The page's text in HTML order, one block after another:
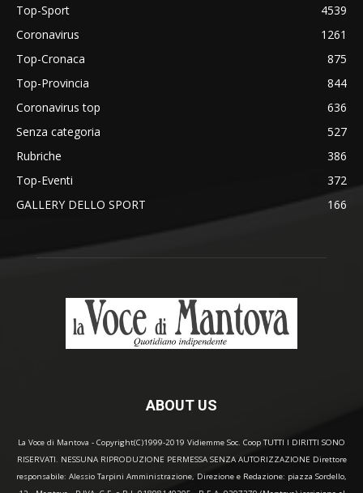
Top-Sport
4539
Coronavirus
1261
Top-Cronaca
875
Top-Provincia
844
Coronavirus top
636
Senza categoria
527
Rubriche
386
Top-Eventi
372
GALLERY DELLO SPORT
166
ABOUT US
La Voce di Mantova - Copyright(C)1999-2019 Vidiemme Soc. Coop TUTTI I DIRITTI SONO
RISERVATI. NESSUNA RIPRODUZIONE PERMESSA SENZA AUTORIZZAZIONE Direttore
responsabile: Alessio Tarpini Amministrazione, Direzione e Redazione: piazza Sordello,